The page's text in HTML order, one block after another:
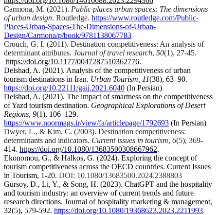
Carmona, M. (2021). Public places urban spaces: The dimensions
of urban design. Routledge. https://www.routledge.com/Public-
Places-Urban-Spaces-The-Dimensions-of-Urban-
Design/Carmona/p/book/9781138067783
Crouch, G. I. (2011). Destination competitiveness: An analysis of
determinant attributes. Journal of travel research, 50(1), 27-45.
https://doi.org/10.1177/0047287510362776.
Delshad, A. (2021). Analysis of the competitiveness of urban
tourism destinations in Iran. Urban Tourism, 11(38), 63–90.
https://doi.org/10.22111/gaij.2021.6040 (In Persian)
Delshad, A. (2021). The impact of smartness on the competitiveness
of Yazd tourism destination. Geographical Explorations of Desert
Regions, 9(1), 106–129.
https://www.noormags.ir/view/fa/articlepage/1792693 (In Persian)
Dwyer, L., & Kim, C. (2003). Destination competitiveness:
determinants and indicators. Current issues in tourism, 6(5), 369-
414. https://doi.org/10.1080/13683500308667962.
Ekonomou, G., & Halkos, G. (2024). Exploring the concept of
tourism competitiveness across the OECD countries. Current Issues
in Tourism, 1-20.‏ DOI: 10.1080/13683500.2024.2388803
Gursoy, D., Li, Y., & Song, H. (2023). ChatGPT and the hospitality
and tourism industry: an overview of current trends and future
research directions. Journal of hospitality marketing & management,
32(5), 579-592.‏ https://doi.org/10.1080/19368623.2023.2211993.